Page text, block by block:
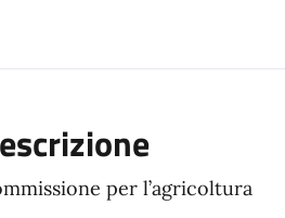
per l’agricoltura